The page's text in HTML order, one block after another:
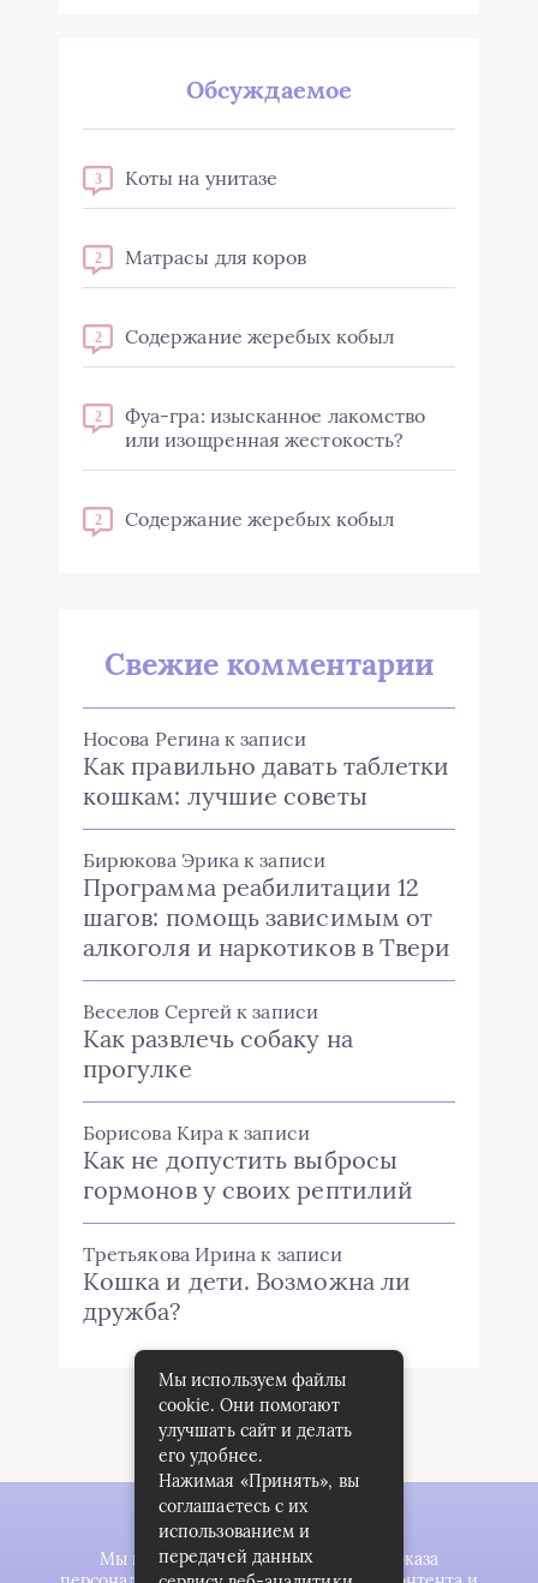
Обсуждаемое
3 Коты на унитазе
2 Матрасы для коров
2 Содержание жеребых кобыл
2
Фуа-гра: изысканное лакомство
или изощренная жестокость?
2 Содержание жеребых кобыл
Свежие комментарии
Носова Регина к записи
Как правильно давать таблетки
кошкам: лучшие советы
Бирюкова Эрика к записи
Программа реабилитации 12
шагов: помощь зависимым от
алкоголя и наркотиков в Твери
Веселов Сергей к записи
Как развлечь собаку на
прогулке
Борисова Кира к записи
Как не допустить выбросы
гормонов у своих рептилий
Третьякова Ирина к записи
Кошка и дети. Возможна ли
дружба?
Мы используем файлы cookie для показа
Мы используем файлы
cookie. Они помогают
улучшать сайт и делать
его удобнее.
Нажимая «Принять», вы
соглашаетесь с их
использованием и
передачей данных